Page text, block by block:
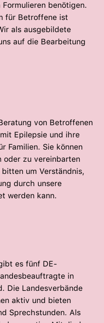
benötigen.
für Betroffene ist
als ausgebildete
auf die Bearbeitung
von Betroffenen
Epilepsie und ihre
Familien. Sie können
oder zu vereinbarten
um Verständnis,
durch unsere
werden kann.
es fünf DE-
in
Die Landesverbände
aktiv und bieten
Sprechstunden. Als